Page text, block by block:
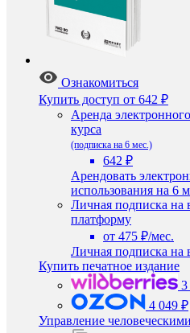
Ознакомиться
Купить доступ от 642 ₽
Аренда электронного
курса
(подписка на 6 мес.)
642 ₽
Арендовать
использования на 6
Личная подписка на
платформу
от 475 ₽/мес.
Личная подписка на
Купить печатное издание
3
4 049 ₽
Управление